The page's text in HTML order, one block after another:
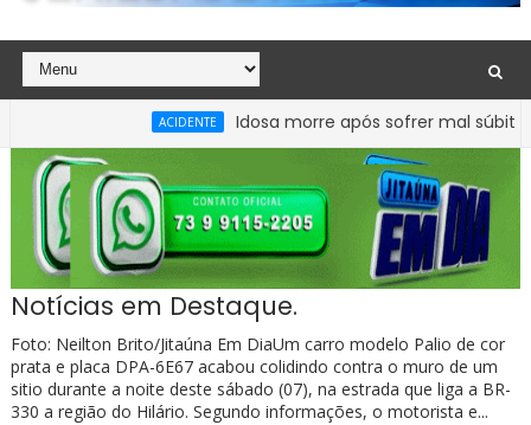
Idosa morre após sofrer mal súbito no
Notícias em Destaque.
Foto: Neilton Brito/Jitaúna Em DiaUm carro modelo Palio de cor
prata e placa DPA-6E67 acabou colidindo contra o muro de um
sitio durante a noite deste sábado (07), na estrada que liga a BR-
330 a região do Hilário. Segundo informações, o motorista e...